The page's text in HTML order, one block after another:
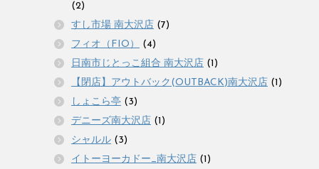
(2)
すし市場 南大沢店 (7)
フィオ（FIO）
(4)
日南市じとっこ組合 南大沢店 (1)
【閉店】アウトバック(OUTBACK)南大沢店 (1)
しょこら亭 (3)
デニーズ南大沢店 (1)
シャルル (3)
イトーヨーカドー_南大沢店 (1)